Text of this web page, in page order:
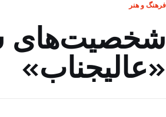
فرهنگ و هنر
شخصیت‌های
«عالیجناب»